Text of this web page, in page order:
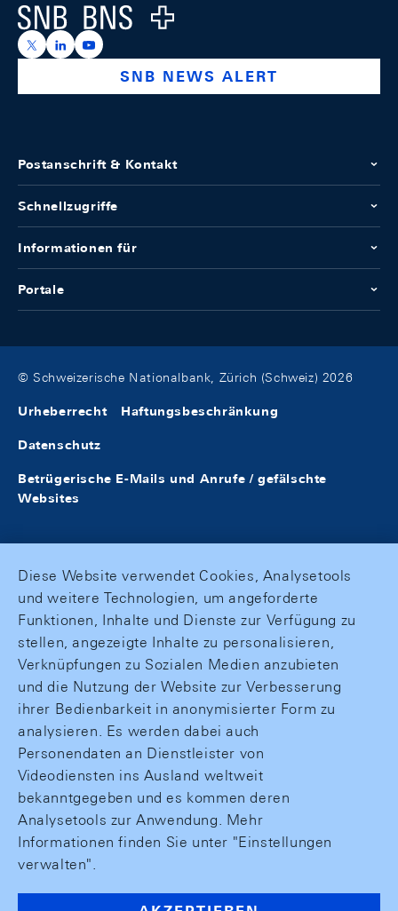
Logo
https://x.com/snb_bns
https://ch.linkedin.com/company/swiss-national-
https://www.youtube.com/@swissnationalbank
SNB NEWS ALERT
Postanschrift & Kontakt
Schnellzugriffe
Informationen für
Portale
© Schweizerische Nationalbank, Zürich (Schweiz) 2026
Urheberrecht Haftungsbeschränkung
Datenschutz
Betrügerische E-Mails und Anrufe / gefälschte
Websites
Diese Website verwendet Cookies, Analysetools
und weitere Technologien, um angeforderte
Funktionen, Inhalte und Dienste zur Verfügung zu
stellen, angezeigte Inhalte zu personalisieren,
Verknüpfungen zu Sozialen Medien anzubieten
und die Nutzung der Website zur Verbesserung
ihrer Bedienbarkeit in anonymisierter Form zu
analysieren. Es werden dabei auch
Personendaten an Dienstleister von
Videodiensten ins Ausland weltweit
bekanntgegeben und es kommen deren
Analysetools zur Anwendung. Mehr
Informationen finden Sie unter "Einstellungen
verwalten".